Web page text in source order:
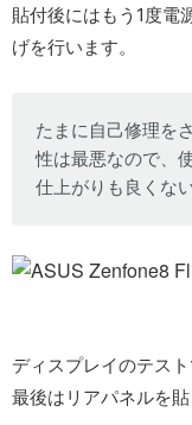
貼付後にはもう1度電
げを行います。
たまに自己修理を
性は最悪なので、
仕上がりも良くな
ディスプレイのテス
最後はリアパネルを